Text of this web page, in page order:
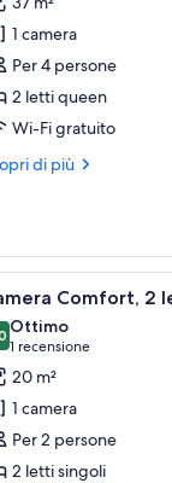
1 camera
Per 4 persone
2 letti queen
Wi-Fi gratuito
di più
e una sedia. Alle
4 Comfort, 2
su 10
Ottimo
1 recensione
(1
recensione)
20 m²
1 camera
Per 2 persone
2 letti singoli